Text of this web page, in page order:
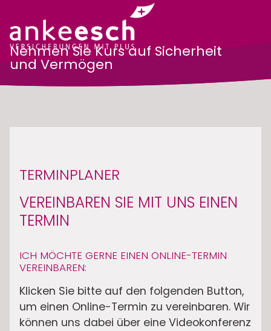
Nehmen Sie Kurs auf Sicherheit
und Vermögen
TERMINPLANER
VEREINBAREN SIE MIT UNS EINEN
TERMIN
ICH MÖCHTE GERNE EINEN ONLINE-TERMIN
VEREINBAREN:
Klicken Sie bitte auf den folgenden Button,
um einen Online-Termin zu vereinbaren. Wir
können uns dabei über eine Videokonferenz